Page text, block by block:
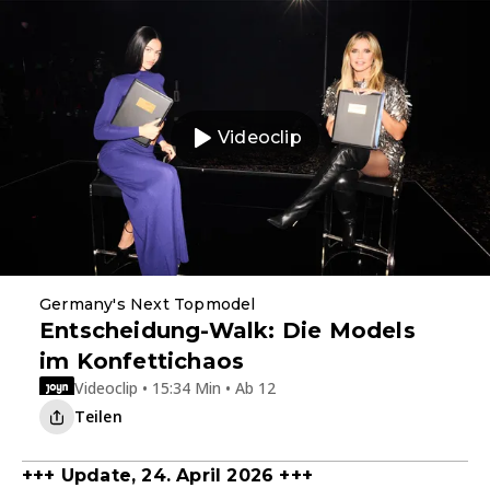
Videoclip
Germany's Next Topmodel
Entscheidung-Walk: Die Models
im Konfettichaos
Videoclip • 15:34 Min • Ab 12
Teilen
+++ Update, 24. April 2026 +++